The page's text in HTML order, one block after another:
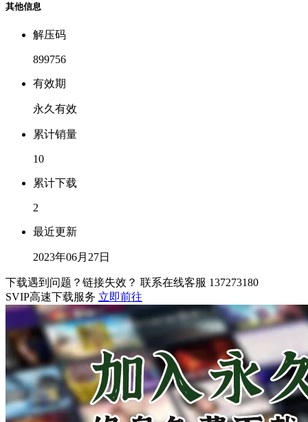
其他信息
解压码
899756
有效期
永久有效
累计销量
10
累计下载
2
最近更新
2023年06月27日
下载遇到问题？链接失效？ 联系在线客服 137273180
SVIP高速下载服务 立即前往